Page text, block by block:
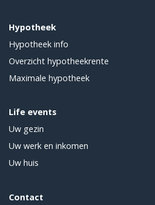
Hypotheek
Hypotheek info
Overzicht hypotheekrente
Maximale hypotheek
Life events
Uw gezin
Uw werk en inkomen
Uw huis
Contact